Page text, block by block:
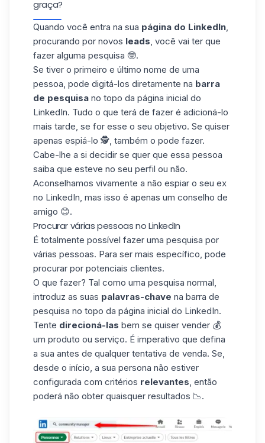
graça?
Quando você entra na sua página do LinkedIn
procurando por novos leads , você vai ter que
fazer alguma pesquisa 🤓.
Se tiver o primeiro e último nome de uma
pessoa, pode digitá-los diretamente na barra
de pesquisa no topo da página inicial do
LinkedIn. Tudo o que terá de fazer é adicioná-lo
mais tarde, se for esse o seu objetivo. Se quiser
apenas espiá-lo 🕵️, também o pode fazer.
Cabe-lhe a si decidir se quer que essa pessoa
saiba que esteve no seu perfil ou não.
Aconselhamos vivamente a não espiar o seu ex
no LinkedIn, mas isso é apenas um conselho de
amigo 😊.
Procurar várias pessoas no LinkedIn
É totalmente possível fazer uma pesquisa por
várias pessoas. Para ser mais específico, pode
procurar por potenciais clientes.
O que fazer? Tal como uma pesquisa normal,
introduz as suas palavras-chave na barra de
pesquisa no topo da página inicial do LinkedIn.
Tente direcioná-las bem se quiser vender 💰
um produto ou serviço. É imperativo que defina
a sua antes de qualquer tentativa de venda. Se,
desde o início, a sua persona não estiver
configurada com critérios relevantes , então
poderá não obter quaisquer resultados 📉.